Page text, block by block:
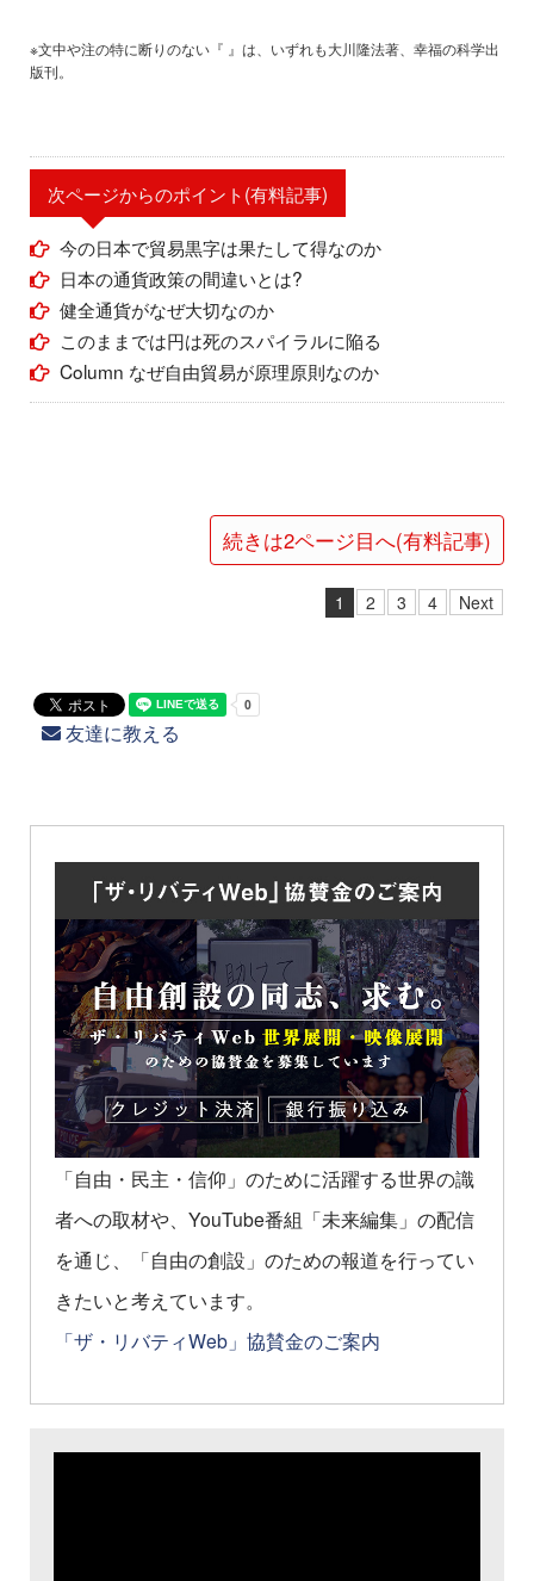
※文中や注の特に断りのない『 』は、いずれも大川隆法著、幸福の科学出
版刊。
次ページからのポイント(有料記事)
今の日本で貿易黒字は果たして得なのか
日本の通貨政策の間違いとは?
健全通貨がなぜ大切なのか
このままでは円は死のスパイラルに陥る
Column なぜ自由貿易が原理原則なのか
続きは2ページ目へ(有料記事)
1 2 3 4 Next
友達に教える
「自由・民主・信仰」のために活躍する世界の識
者への取材や、YouTube番組「未来編集」の配信
を通じ、「自由の創設」のための報道を行ってい
きたいと考えています。
「ザ・リバティWeb」協賛金のご案内